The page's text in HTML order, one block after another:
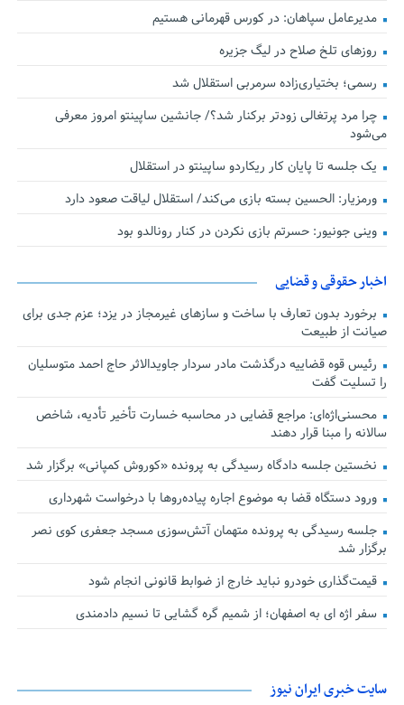
مدیرعامل سپاهان: در کورس قهرمانی هستیم
روزهای تلخ صلاح در لیگ جزیره
رسمی؛ بختیاری‌زاده سرمربی استقلال شد
چرا مرد پرتغالی زودتر برکنار شد؟/ جانشین ساپینتو امروز معرفی
می‌شود
یک جلسه تا پایان کار ریکاردو ساپینتو در استقلال
ورمزیار: الحسین بسته بازی می‌کند/ استقلال لیاقت صعود دارد
وینی جونیور: حسرتم بازی نکردن در کنار رونالدو بود
اخبار حقوقی و قضایی
برخورد بدون تعارف با ساخت‌ و سازهای غیرمجاز در یزد؛ عزم جدی برای
صیانت از طبیعت
رئیس قوه قضاییه درگذشت مادر سردار جاویدالاثر حاج احمد متوسلیان
را تسلیت گفت
محسنی‌اژه‌ای: مراجع قضایی در محاسبه خسارت تأخیر تأدیه، شاخص
سالانه را مبنا قرار دهند
نخستین جلسه دادگاه رسیدگی به پرونده «کوروش کمپانی» برگزار شد
ورود دستگاه قضا به موضوع اجاره پیاده‌روها با درخواست شهرداری
جلسه رسیدگی به پرونده متهمان آتش‌سوزی مسجد جعفری کوی نصر
برگزار شد
قیمت‌گذاری خودرو نباید خارج از ضوابط قانونی انجام شود
سفر اژه ای به اصفهان؛ از شمیم گره گشایی تا نسیم دادمندی
سایت خبری ایران نیوز